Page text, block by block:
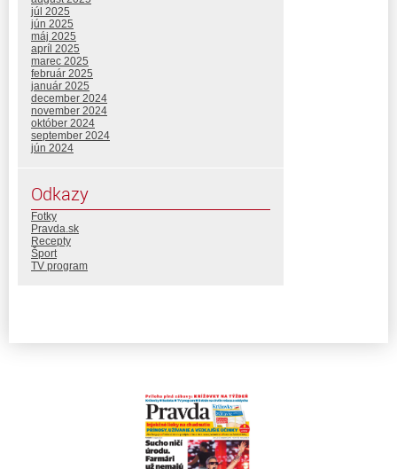
júl 2025
jún 2025
máj 2025
apríl 2025
marec 2025
február 2025
január 2025
december 2024
november 2024
október 2024
september 2024
jún 2024
Odkazy
Fotky
Pravda.sk
Recepty
Šport
TV program